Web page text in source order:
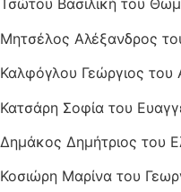
Τσώτου Βασιλική του
Μητσέλος Αλέξανδρος
Καλφόγλου Γεώργιος του
Κατσάρη Σοφία του
Δημάκος Δημήτριος του
Κοσιώρη Μαρίνα του